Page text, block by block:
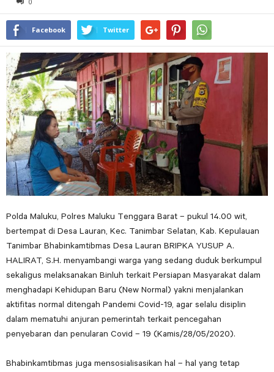
Facebook Twitter
Polda Maluku, Polres Maluku Tenggara Barat – pukul 14.00 wit,
bertempat di Desa Lauran, Kec. Tanimbar Selatan, Kab. Kepulauan
Tanimbar Bhabinkamtibmas Desa Lauran BRIPKA YUSUP A.
HALIRAT, S.H. menyambangi warga yang sedang duduk berkumpul
sekaligus melaksanakan Binluh terkait Persiapan Masyarakat dalam
menghadapi Kehidupan Baru (New Normal) yakni menjalankan
aktifitas normal ditengah Pandemi Covid-19, agar selalu disiplin
dalam mematuhi anjuran pemerintah terkait pencegahan
penyebaran dan penularan Covid – 19 (Kamis/28/05/2020).
Bhabinkamtibmas juga mensosialisasikan hal – hal yang tetap